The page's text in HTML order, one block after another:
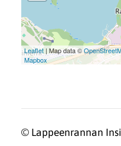
Leaflet| Map data ©
Mapbox
© Lappeenrannan